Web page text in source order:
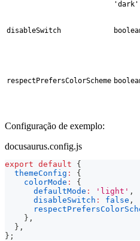
'dark'
disableSwitch
respectPrefersColorScheme
Configuração de exemplo:
docusaurus.config.js
export default
{
themeConfig :
{
colorMode :
{
defaultMode : 'light' ,
disableSwitch : false ,
} ,
} ,
} ;